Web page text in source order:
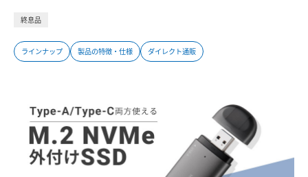
終息品
ラインナップ 製品の特徴・仕様 ダイレクト通販